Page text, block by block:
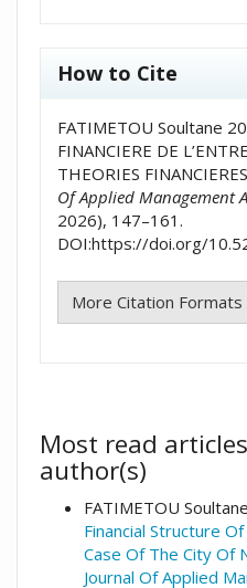
How to Cite
FATIMETOU Soultane
FINANCIERE DE
THEORIES
Of Applied Management
2026), 147–161.
DOI:https://doi.org/
More Citation Formats
Most read
author(s)
FATIMETOU
Financial Structure
Case Of The City Of
Journal Of Applied